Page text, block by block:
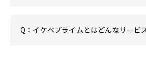
Q：イケベプライムとはどんなサービ